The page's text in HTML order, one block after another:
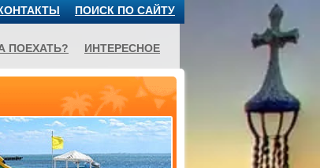
ПОИСК ПО САЙТУ
ПОЕХАТЬ? ИНТЕРЕСНОЕ